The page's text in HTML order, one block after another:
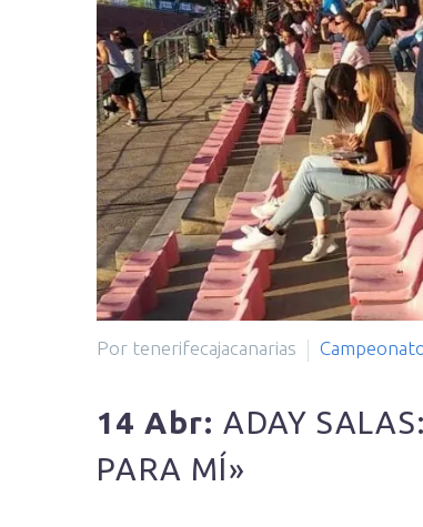
Por tenerifecajacanarias
14 Abr: ADAY
PARA MÍ»